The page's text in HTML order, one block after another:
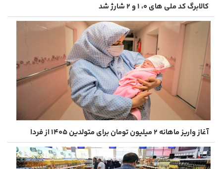
کالابرگ کد ملی های ۰، ۱ و ۲ شارژ شد
آغاز واریز ماهانه ۲ میلیون تومان برای متولدین ۱۴۰۵ از فردا